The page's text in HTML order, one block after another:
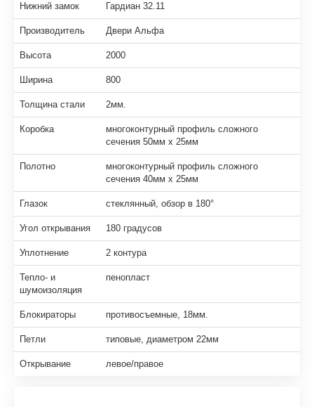
Нижний замок Гардиан 32.11
Производитель Двери Альфа
Высота 2000
Ширина 800
Толщина стали 2мм.
Коробка
многоконтурный профиль сложного
сечения 50мм х 25мм
Полотно
многоконтурный профиль сложного
сечения 40мм х 25мм
Глазок стеклянный, обзор в 180°
Угол открывания 180 градусов
Уплотнение 2 контура
Тепло- и
шумоизоляция
пенопласт
Блокираторы противосъемные, 18мм.
Петли типовые, диаметром 22мм
Открывание левое/правое